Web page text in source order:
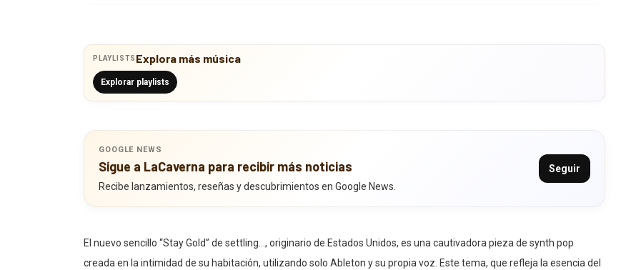
PLAYLISTS Explora más música
Explorar playlists
GOOGLE NEWS
Sigue a LaCaverna para recibir más noticias
Recibe lanzamientos, reseñas y descubrimientos en Google News.
Seguir
El nuevo sencillo “Stay Gold” de settling…, originario de Estados Unidos, es una cautivadora pieza de synth pop
creada en la intimidad de su habitación, utilizando solo Ableton y su propia voz. Este tema, que refleja la esencia del